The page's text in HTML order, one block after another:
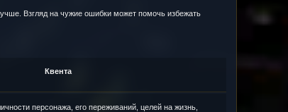
Взгляд на чужие ошибки может помочь избежать
Квента
персонажа, его переживаний, целей на жизнь,